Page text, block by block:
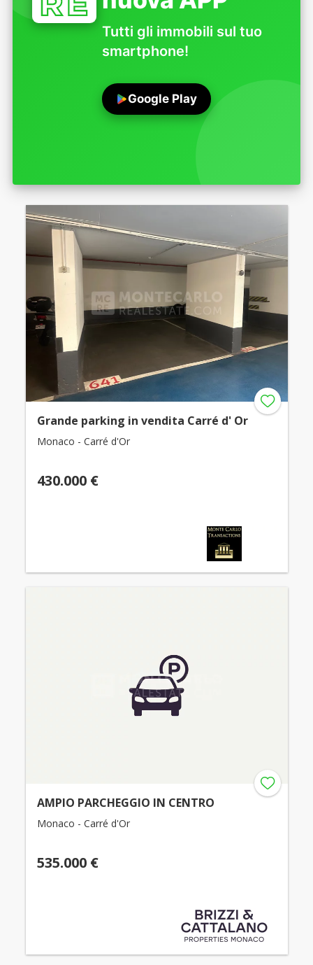
Tutti gli immobili sul tuo
smartphone!
Google Play
Grande parking in vendita Carré d' Or
Monaco - Carré d'Or
430.000 €
AMPIO PARCHEGGIO IN CENTRO
Monaco - Carré d'Or
535.000 €